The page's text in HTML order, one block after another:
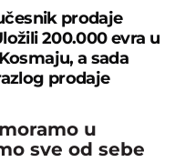
prodaje
200.000 evra u
a sada
prodaje
u
sve od sebe